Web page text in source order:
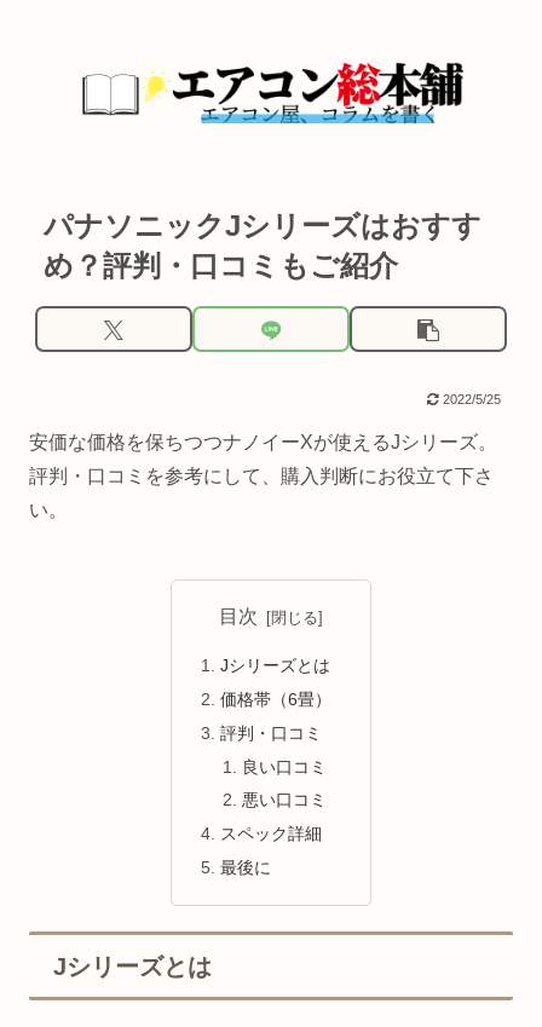
パナソニックJシリーズはおすす
め？評判・口コミもご紹介
2022/5/25
安価な価格を保ちつつナノイーXが使えるJシリーズ。
評判・口コミを参考にして、購入判断にお役立て下さ
い。
目次
Jシリーズとは
価格帯（6畳）
評判・口コミ
良い口コミ
悪い口コミ
スペック詳細
最後に
Jシリーズとは